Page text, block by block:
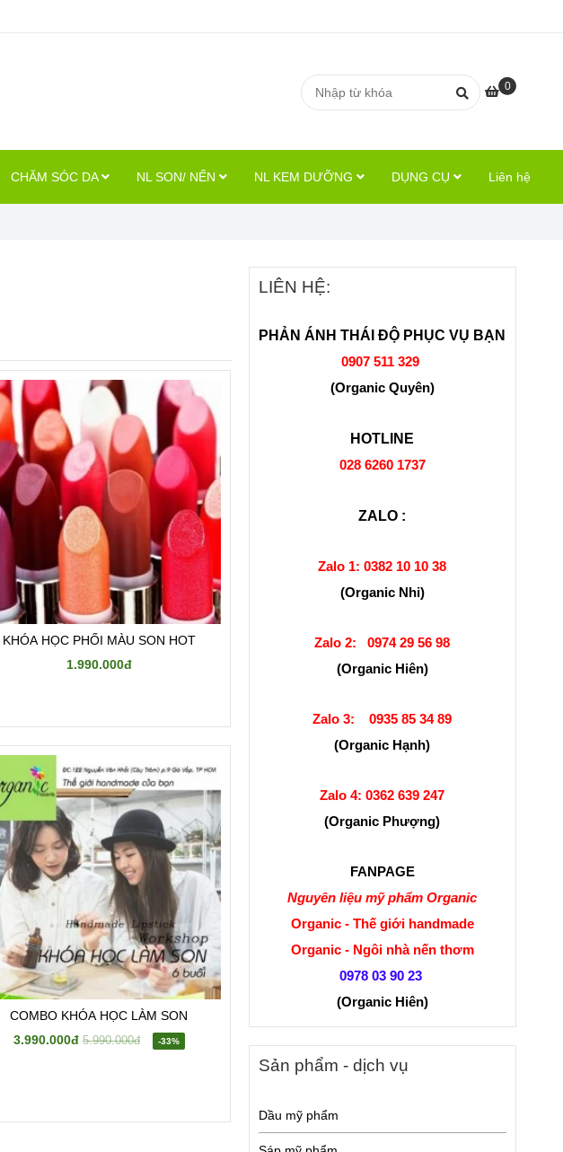
0
CHĂM SÓC DA NL SON/ NẾN NL KEM DƯỠNG DỤNG CỤ Liên hệ
KHÓA HỌC PHỐI MÀU SON HOT
1.990.000đ
COMBO KHÓA HỌC LÀM SON
3.990.000đ 5.990.000đ -33%
LIÊN HỆ:
PHẢN ÁNH THÁI ĐỘ PHỤC VỤ BẠN
0907 511 329
(Organic Quyên)
HOTLINE
028 6260 1737
ZALO :
Zalo 1:0382 10 10 38
(Organic Nhi)
Zalo 2:0974 29 56 98
(Organic Hiên)
Zalo 3:0935 85 34 89
(Organic Hạnh)
Zalo 4:0362 639 247
(Organic Phượng)
FANPAGE
Nguyên liệu mỹ phẩm Organic
Organic - Thế giới handmade
Organic - Ngôi nhà nến thơm
0978 03 90 23
(Organic Hiên)
Sản phẩm - dịch vụ
Dầu mỹ phẩm